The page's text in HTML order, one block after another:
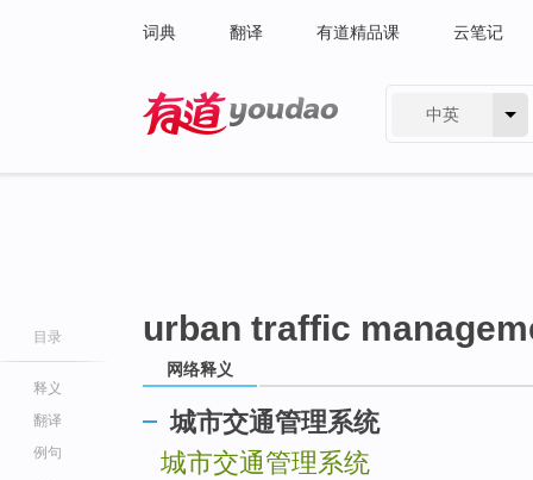
词典 翻译 有道精品课 云笔记
中英
目录
释义
翻译
例句
urban traffic
网络释义
城市交通管理系统
城市交通管理系统